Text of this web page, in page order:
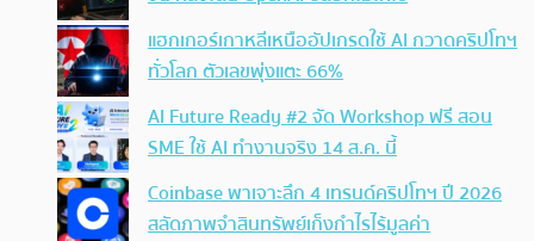
แฮกเกอร์เกาหลีเหนืออัปเกรดใช้ AI กวาดคริปโทฯ
ทั่วโลก ตัวเลขพุ่งแตะ 66%
AI Future Ready #2 จัด Workshop ฟรี สอน
SME ใช้ AI ทำงานจริง 14 ส.ค. นี้
Coinbase พาเจาะลึก 4 เทรนด์คริปโทฯ ปี 2026
สลัดภาพจำสินทรัพย์เก็งกำไรไร้มูลค่า